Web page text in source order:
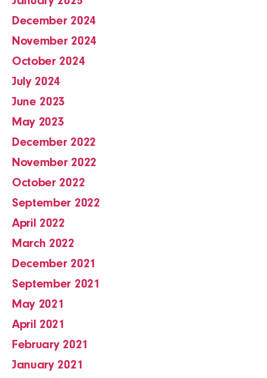
December 2024
November 2024
October 2024
July 2024
June 2023
May 2023
December 2022
November 2022
October 2022
September 2022
April 2022
March 2022
December 2021
September 2021
May 2021
April 2021
February 2021
January 2021